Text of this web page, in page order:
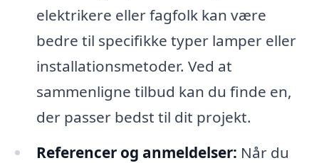
elektrikere eller fagfolk kan være
bedre til specifikke typer lamper eller
installationsmetoder. Ved at
sammenligne tilbud kan du finde en,
der passer bedst til dit projekt.
Referencer og anmeldelser: Når du